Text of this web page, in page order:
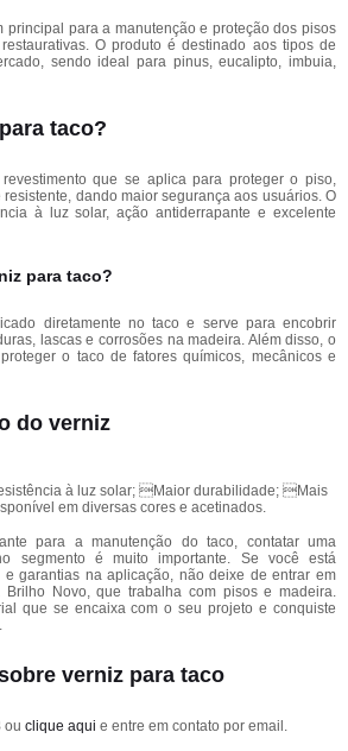
principal para a manutenção e proteção dos pisos
O produto é destinado aos tipos de
sendo ideal para pinus, eucalipto, imbuia,
taco?
que se aplica para proteger o piso,
dando maior segurança aos usuários. O
à luz solar, ação antiderrapante e excelente
para taco?
diretamente no taco e serve para encobrir
lascas e corrosões na madeira. Além disso, o
o taco de fatores químicos, mecânicos e
do verniz
à luz solar; Maior durabilidade; Mais
em diversas cores e acetinados.
para a manutenção do taco, contatar uma
segmento é muito importante. Se você está
garantias na aplicação, não deixe de entrar em
Brilho Novo, que trabalha com pisos e madeira.
que se encaixa com o seu projeto e conquiste
verniz para taco
ou clique aqui e entre em contato por email.